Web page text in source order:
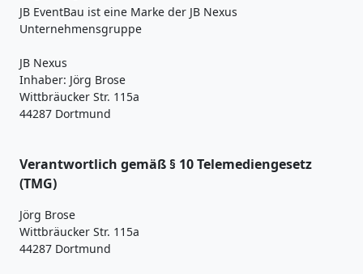
JB EventBau ist eine Marke der JB Nexus
Unternehmensgruppe
JB Nexus
Inhaber: Jörg Brose
Wittbräucker Str. 115a
44287 Dortmund
Verantwortlich gemäß § 10 Telemediengesetz
(TMG)
Jörg Brose
Wittbräucker Str. 115a
44287 Dortmund